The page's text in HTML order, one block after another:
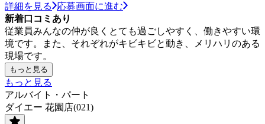
詳細を見る
応募画面に進む
新着口コミあり
従業員みんなの仲が良くとても過ごしやすく、働きやすい環
境です。また、それぞれがキビキビと動き、メリハリのある
現場です。
もっと見る
もっと見る
アルバイト・パート
ダイエー 花園店(021)